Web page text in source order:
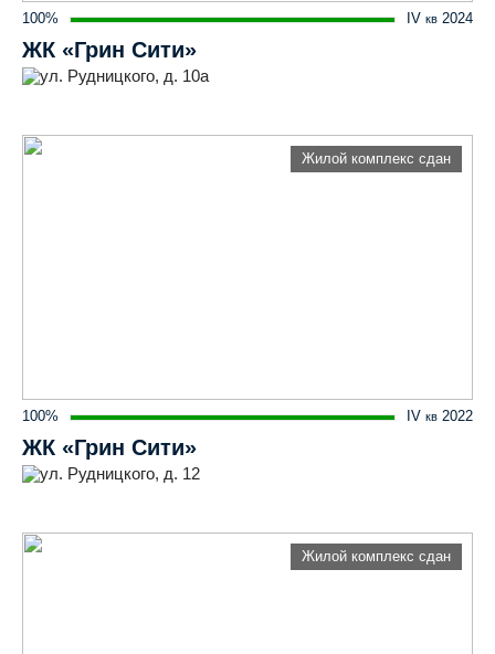
100% IV кв 2024
ЖК «Грин Сити»
ул. Рудницкого, д. 10а
Жилой комплекс сдан
100% IV кв 2022
ЖК «Грин Сити»
ул. Рудницкого, д. 12
Жилой комплекс сдан